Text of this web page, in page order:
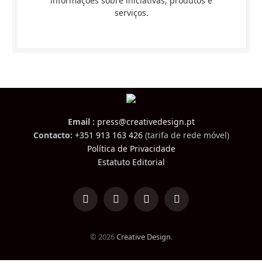
serviços.
Email : press@creativedesign.pt
Contacto: +351 913 163 426(tarifa de rede móvel)
Política de Privacidade
Estatuto Editorial
LinkedInFacebookInstagramTikTok
© 2026Creative Design.